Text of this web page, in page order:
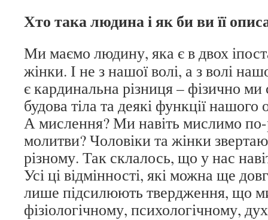
Хто така людина і як би ви її
Ми маємо людину, яка є в двох
жінки. І не з нашої волі, а з волі
є кардинальна різниця – фізично
будова тіла та деякі функції
А мислення? Ми навіть мислимо по-
молитви? Чоловіки та жінки
різному. Так склалось, що у нас
Усі ці відмінності, які можна ще
лише підсилюють твердження, що
фізіологічному, психологічному,